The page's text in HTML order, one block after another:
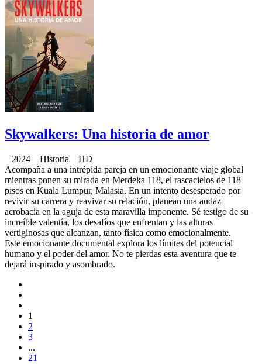
Skywalkers: Una historia de amor
2024 Historia HD
Acompaña a una intrépida pareja en un emocionante viaje global
mientras ponen su mirada en Merdeka 118, el rascacielos de 118
pisos en Kuala Lumpur, Malasia. En un intento desesperado por
revivir su carrera y reavivar su relación, planean una audaz
acrobacia en la aguja de esta maravilla imponente. Sé testigo de su
increíble valentía, los desafíos que enfrentan y las alturas
vertiginosas que alcanzan, tanto física como emocionalmente.
Este emocionante documental explora los límites del potencial
humano y el poder del amor. No te pierdas esta aventura que te
dejará inspirado y asombrado.
1
2
3
...
21